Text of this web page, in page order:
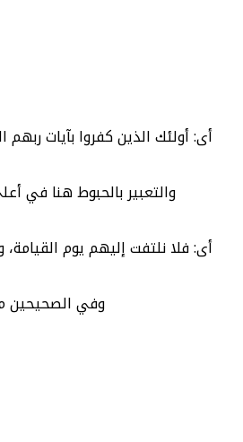
أى: أولئك الذين كفروا بآيات
والتعبير بالحبوط هنا في
أى: فلا نلتفت إليهم يوم
وفي الصحيحين